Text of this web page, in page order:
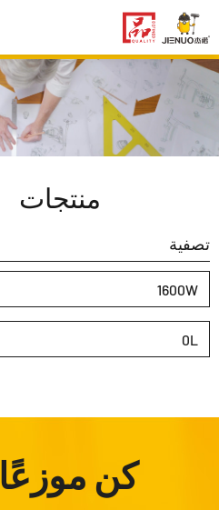
منتجات
تصفية
1600W
0L
كن